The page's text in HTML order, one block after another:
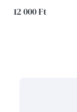
12 000 Ft